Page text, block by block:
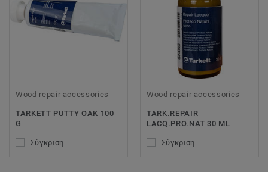
Wood repair accessories
TARKETT PUTTY OAK 100
G
Σύγκριση
Wood repair accessories
TARK.REPAIR
LACQ.PRO.NAT 30 ML
Σύγκριση